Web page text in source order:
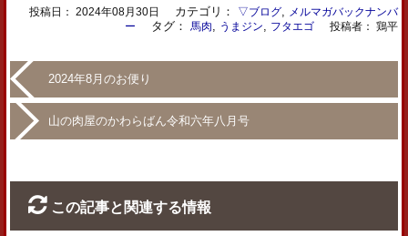
投稿日： 2024年08月30日 カテゴリ： ▽ブログ,
メルマガバックナンバ
ー タグ： 馬肉 うまジン フタエゴ 投稿者： 鶏平
2024年8月のお便り
山の肉屋のかわらばん令和六年八月号
この記事と関連する情報